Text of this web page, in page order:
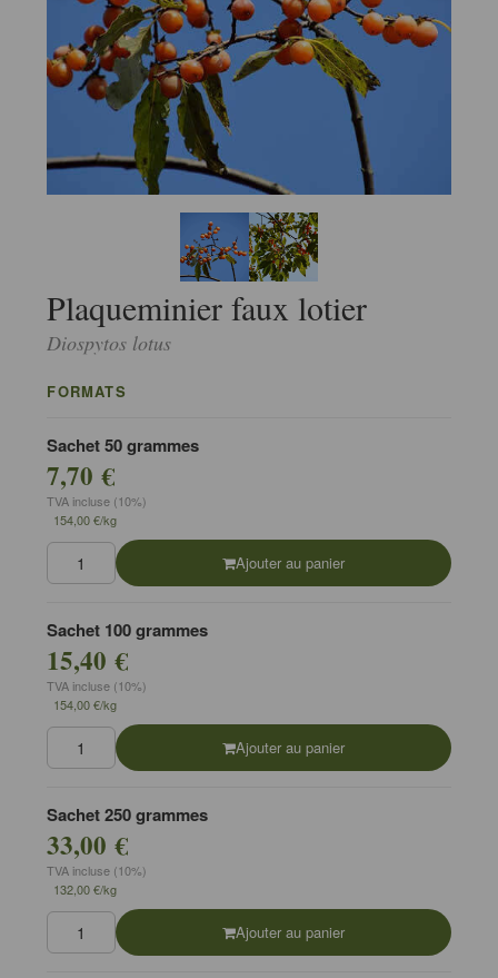
Plaqueminier faux lotier
Diospytos lotus
FORMATS
Sachet 50 grammes
7,70 €
TVA incluse (10%)
154,00 €/kg
Ajouter au panier
Sachet 100 grammes
15,40 €
TVA incluse (10%)
154,00 €/kg
Ajouter au panier
Sachet 250 grammes
33,00 €
TVA incluse (10%)
132,00 €/kg
Ajouter au panier